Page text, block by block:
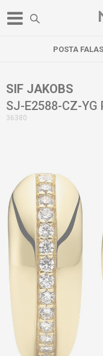
POSTA
SIF JAKOBS
SJ-E2588-CZ-YG
36380